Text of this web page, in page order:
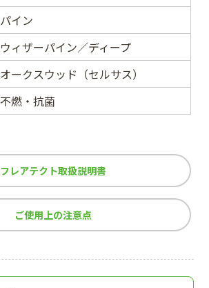
パイン
ウィザーパイン／ディープ
オークスウッド（セルサス）
不燃・抗菌
フレアテクト取扱説明書
ご使用上の注意点